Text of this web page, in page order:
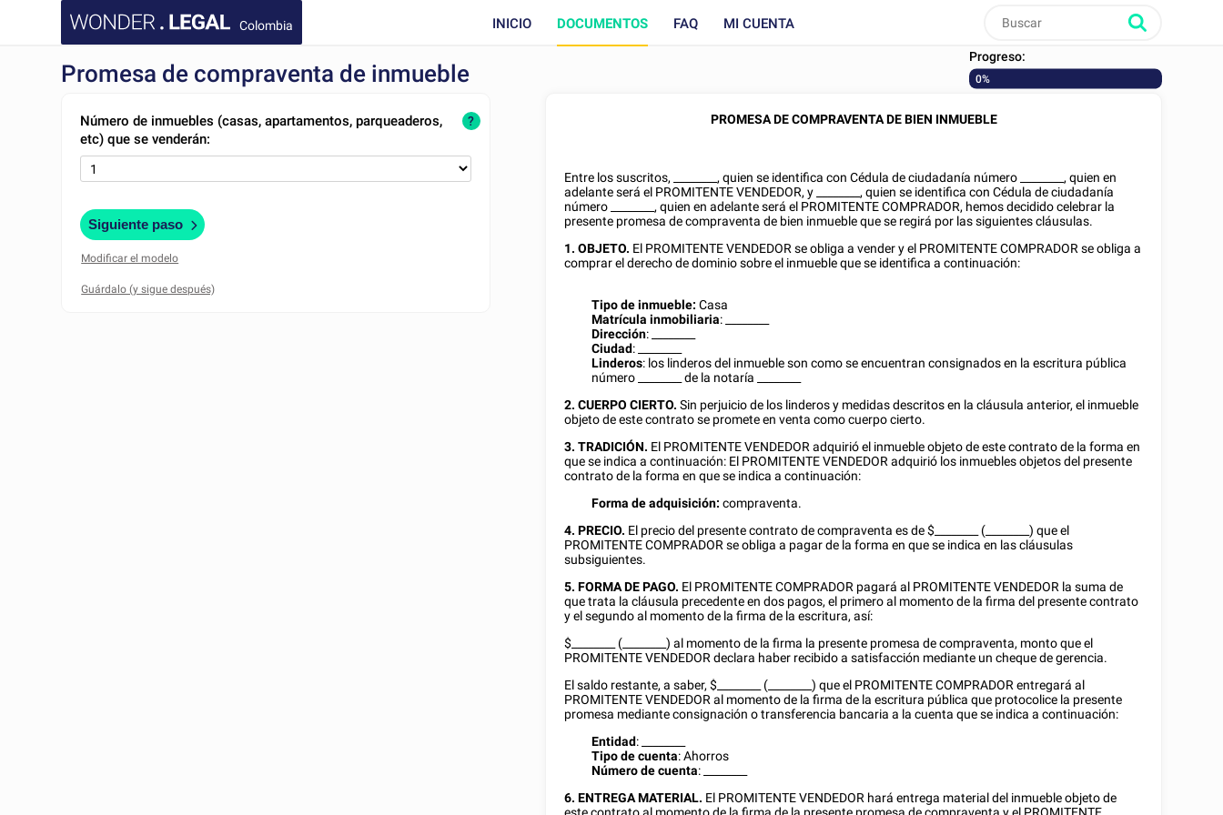
Colombia INICIO DOCUMENTOS FAQ MI CUENTA
Promesa de compraventa de inmueble
Progreso:
0%
Número de inmuebles (casas, apartamentos, parqueaderos,
etc) que se venderán:
?
Siguiente paso
Modificar el modelo
PROMESA DE COMPRAVENTA DE BIEN INMUEBLE
Entre los suscritos, , quien se identifica conCédula de ciudadanía número
, quien en
adelante será el PROMITENTE VENDEDOR, y
, quien se identifica conCédula de ciudadanía
número
, quien en adelante será el PROMITENTE COMPRADOR, hemos decidido celebrar la
presente promesa de compraventa de bien inmueble que se regirá por las siguientes cláusulas.
1. OBJETO. El PROMITENTE VENDEDOR se obliga a vender y el PROMITENTE COMPRADOR se obliga a
comprar el derecho de dominio sobre el inmueble que se identifica a continuación:
Tipo de inmueble: Casa
Matrícula inmobiliaria:
Dirección:
Ciudad:
Linderos: los linderos del inmueble son como se encuentran consignados en la escritura pública
número
de la notaría
2. CUERPO CIERTO. Sin perjuicio de los linderos y medidas descritos en la cláusula anterior, el inmueble
objeto de este contrato se promete en venta como cuerpo cierto.
3. TRADICIÓN. El PROMITENTE VENDEDOR adquirió el inmueble objeto de este contrato de la forma en
que se indica a continuación: El PROMITENTE VENDEDOR adquirió los inmuebles objetos del presente
contrato de la forma en que se indica a continuación:
Forma de adquisición:compraventa.
4. PRECIO. El precio del presente contrato de compraventa es de $
(________) que el
PROMITENTE COMPRADOR se obliga a pagar de la forma en que se indica en las cláusulas
subsiguientes.
5. FORMA DE PAGO. El PROMITENTE COMPRADOR pagará al PROMITENTE VENDEDOR la suma de
que trata la cláusula precedente en dos pagos, el primero al momento de la firma del presente contrato
y el segundo al momento de la firma de la escritura, así:
$
(________) al momento de la firma la presente promesa de compraventa, monto que el
PROMITENTE VENDEDOR declara haber recibido a satisfacción mediante un cheque de gerencia.
El saldo restante, a saber, $________ (________) que el PROMITENTE COMPRADOR entregará al
PROMITENTE VENDEDOR al momento de la firma de la escritura pública que protocolice la presente
promesa mediante consignación o transferencia bancaria a la cuenta que se indica a continuación:
Entidad:
Tipo de cuenta:Ahorros
Número de cuenta:
6. ENTREGA MATERIAL. El PROMITENTE VENDEDOR hará entrega material del inmueble objeto de